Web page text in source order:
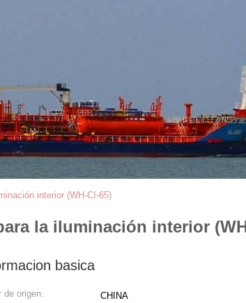
interior (WH-CI-65)
la iluminación interior
basica
de origen: CHINA